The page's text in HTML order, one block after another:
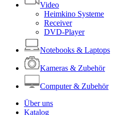
Video
Heimkino Systeme
Receiver
DVD-Player
Notebooks & Laptops
Kameras & Zubehör
Computer & Zubehör
Über uns
Katalog